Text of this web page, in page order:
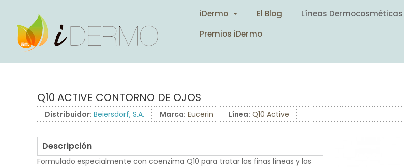
iDermo El Blog Líneas Dermocosméticas
Premios iDermo
Q10 ACTIVE CONTORNO DE OJOS
Distribuidor: Beiersdorf, S.A. Marca: Eucerin Línea: Q10 Active
Descripción
Formulado especialmente con coenzima Q10 para tratar las finas líneas y las